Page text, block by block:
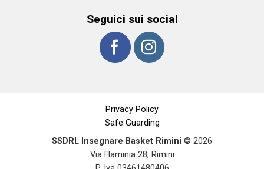
Seguici sui social
Privacy Policy
Safe Guarding
SSDRL Insegnare Basket Rimini © 2026
Via Flaminia 28, Rimini